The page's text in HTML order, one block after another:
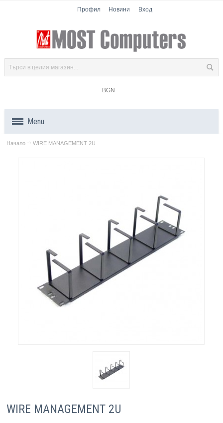
Профил Новини Вход
BGN
Menu
Продукти
Принтери
Начало WIRE MANAGEMENT 2U
WIRE MANAGEMENT 2U